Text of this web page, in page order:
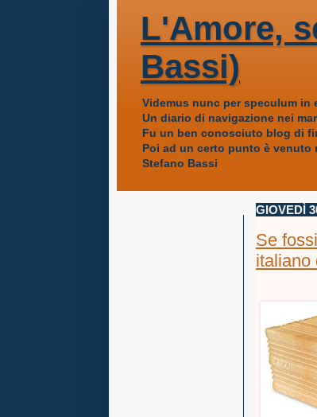
L'Amore,
Bassi)
Videmus nunc per speculum in
Un diario di navigazione nei
Fu un ben conosciuto blog di
Poi ad un certo punto è venuto
Stefano Bassi
GIOVEDÌ
Se
italiano